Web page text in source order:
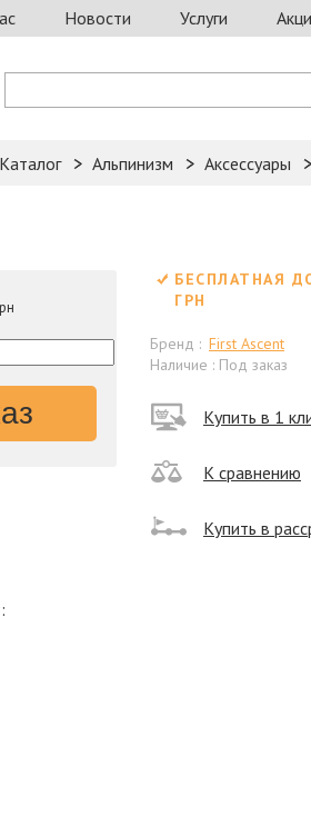
Новости Услуги
Каталог Альпинизм Аксессуары
БЕСПЛАТНАЯ
ГРН
Бренд : First Ascent
Наличие : Под заказ
Купить в 1
К сравнению
Купить в